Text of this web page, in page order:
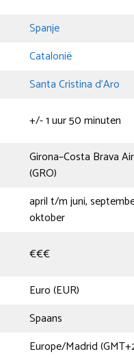
Spanje
Catalonië
Santa Cristina d’Aro
+/- 1 uur 50 minuten
Girona–Costa Brava
(GRO)
april t/m juni,
oktober
€€€
Euro (EUR)
Spaans
Europe/Madrid